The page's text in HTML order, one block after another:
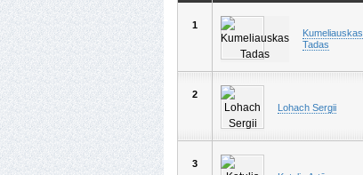
1
Kumeliauskas
Tadas
2
Lohach Sergii
3